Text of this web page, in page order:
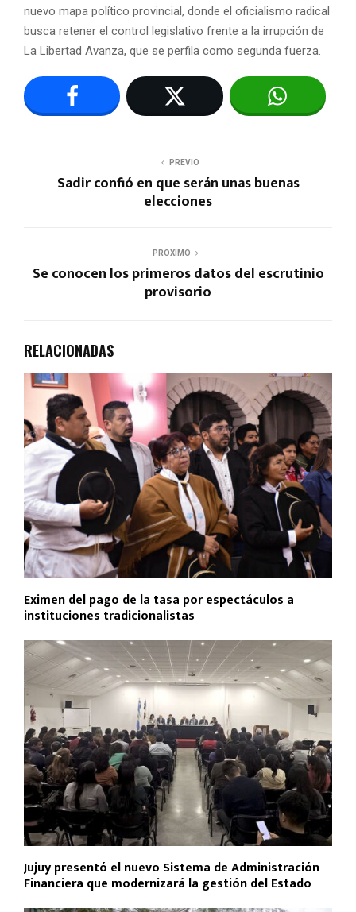
nuevo mapa político provincial, donde el oficialismo radical
busca retener el control legislativo frente a la irrupción de
La Libertad Avanza, que se perfila como segunda fuerza.
PREVIO
Sadir confió en que serán unas buenas
elecciones
PROXIMO
Se conocen los primeros datos del escrutinio
provisorio
RELACIONADAS
Eximen del pago de la tasa por espectáculos a
instituciones tradicionalistas
Jujuy presentó el nuevo Sistema de Administración
Financiera que modernizará la gestión del Estado